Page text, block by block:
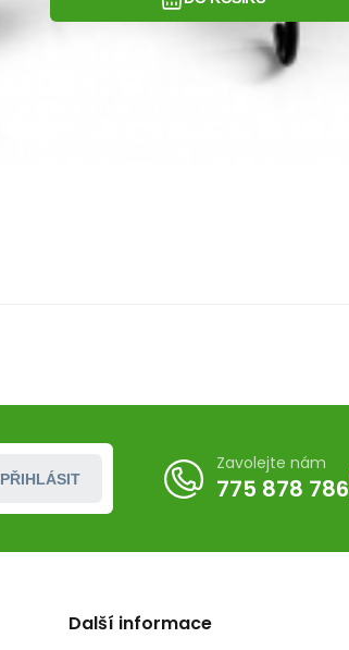
PŘIHLÁSIT
Zavolejte nám
775 878 786
Další informace